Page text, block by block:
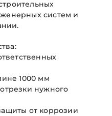
систем и
1000 мм
нужного
от коррозии